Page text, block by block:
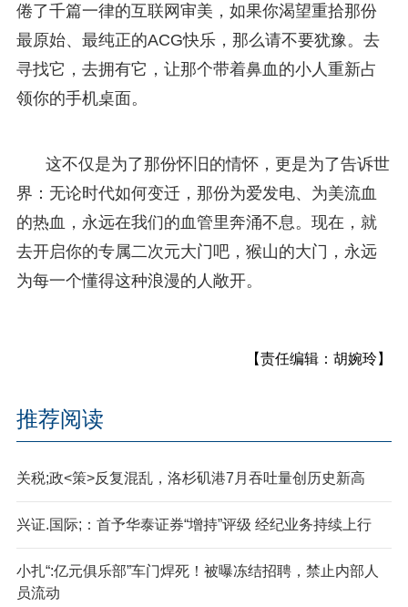
倦了千篇一律的互联网审美，如果你渴望重拾那份
最原始、最纯正的ACG快乐，那么请不要犹豫。去
寻找它，去拥有它，让那个带着鼻血的小人重新占
领你的手机桌面。
这不仅是为了那份怀旧的情怀，更是为了告诉世
界：无论时代如何变迁，那份为爱发电、为美流血
的热血，永远在我们的血管里奔涌不息。现在，就
去开启你的专属二次元大门吧，猴山的大门，永远
为每一个懂得这种浪漫的人敞开。
【责任编辑：胡婉玲】
推荐阅读
关税;政<策>反复混乱，洛杉矶港7月吞吐量创历史新高
兴证.国际;：首予华泰证券“增持”评级 经纪业务持续上行
小扎“:亿元俱乐部”车门焊死！被曝冻结招聘，禁止内部人
员流动